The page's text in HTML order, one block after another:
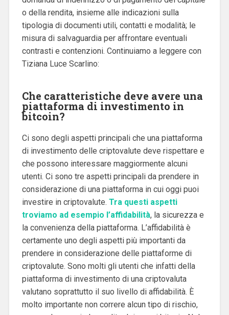
o della rendita, insieme alle indicazioni sulla
tipologia di documenti utili, contatti e modalità; le
misura di salvaguardia per affrontare eventuali
contrasti e contenzioni. Continuiamo a leggere con
Tiziana Luce Scarlino:
Che caratteristiche deve avere una
piattaforma di investimento in
bitcoin?
Ci sono degli aspetti principali che una piattaforma
di investimento delle criptovalute deve rispettare e
che possono interessare maggiormente alcuni
utenti. Ci sono tre aspetti principali da prendere in
considerazione di una piattaforma in cui oggi puoi
investire in criptovalute. Tra questi aspetti
troviamo ad esempio l’affidabilità, la sicurezza e
la convenienza della piattaforma. L’affidabilità è
certamente uno degli aspetti più importanti da
prendere in considerazione delle piattaforme di
criptovalute. Sono molti gli utenti che infatti della
piattaforma di investimento di una criptovaluta
valutano soprattutto il suo livello di affidabilità. È
molto importante non correre alcun tipo di rischio,